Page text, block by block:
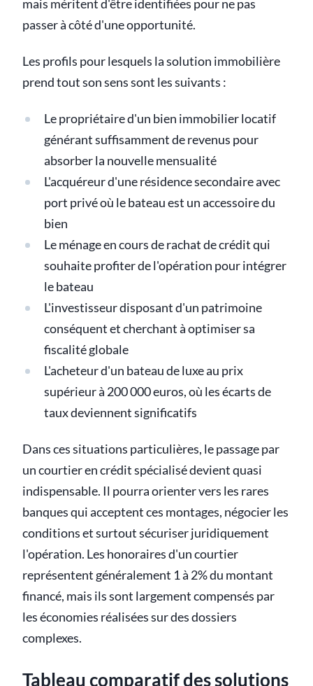
mais méritent d'être identifiées pour ne pas
passer à côté d'une opportunité.
Les profils pour lesquels la solution immobilière
prend tout son sens sont les suivants :
Le propriétaire d'un bien immobilier locatif
générant suffisamment de revenus pour
absorber la nouvelle mensualité
L'acquéreur d'une résidence secondaire avec
port privé où le bateau est un accessoire du
bien
Le ménage en cours de rachat de crédit qui
souhaite profiter de l'opération pour intégrer
le bateau
L'investisseur disposant d'un patrimoine
conséquent et cherchant à optimiser sa
fiscalité globale
L'acheteur d'un bateau de luxe au prix
supérieur à 200 000 euros, où les écarts de
taux deviennent significatifs
Dans ces situations particulières, le passage par
un courtier en crédit spécialisé devient quasi
indispensable. Il pourra orienter vers les rares
banques qui acceptent ces montages, négocier les
conditions et surtout sécuriser juridiquement
l'opération. Les honoraires d'un courtier
représentent généralement 1 à 2% du montant
financé, mais ils sont largement compensés par
les économies réalisées sur des dossiers
complexes.
Tableau comparatif des solutions